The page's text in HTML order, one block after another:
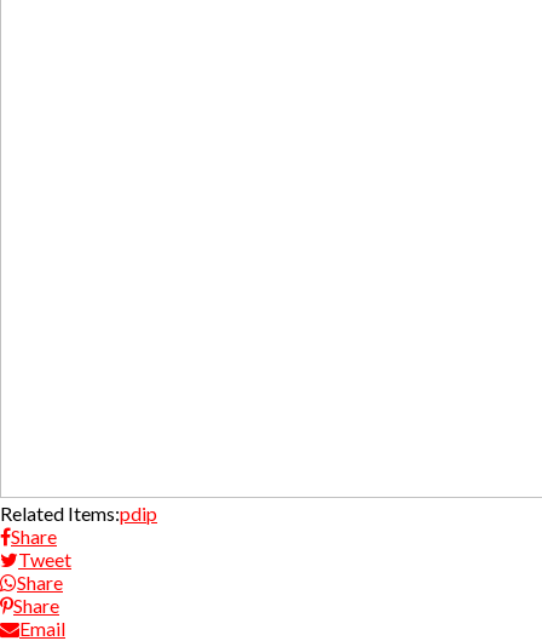
Related Items:pdip
Share
Tweet
Share
Share
Email